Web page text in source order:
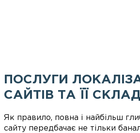
ПОСЛУГИ
САЙТІВ ТА ЇЇ
Як правило, повна і найбільш
сайту передбачає не тільки